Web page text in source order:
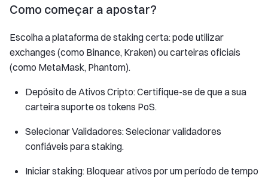
Como começar a apostar?
Escolha a plataforma de staking certa: pode utilizar
exchanges (como Binance, Kraken) ou carteiras oficiais
(como MetaMask, Phantom).
Depósito de Ativos Cripto: Certifique-se de que a sua
carteira suporte os tokens PoS.
Selecionar Validadores: Selecionar validadores
confiáveis para staking.
Iniciar staking: Bloquear ativos por um período de tempo